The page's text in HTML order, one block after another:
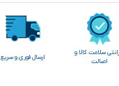
سلامت کالا و
اصالت
ارسال فوری و سریع